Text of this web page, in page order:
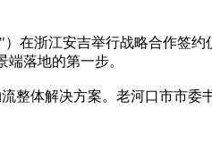
在浙江安吉举行战略合作签
落地的第一步。
整体解决方案。老河口市市委